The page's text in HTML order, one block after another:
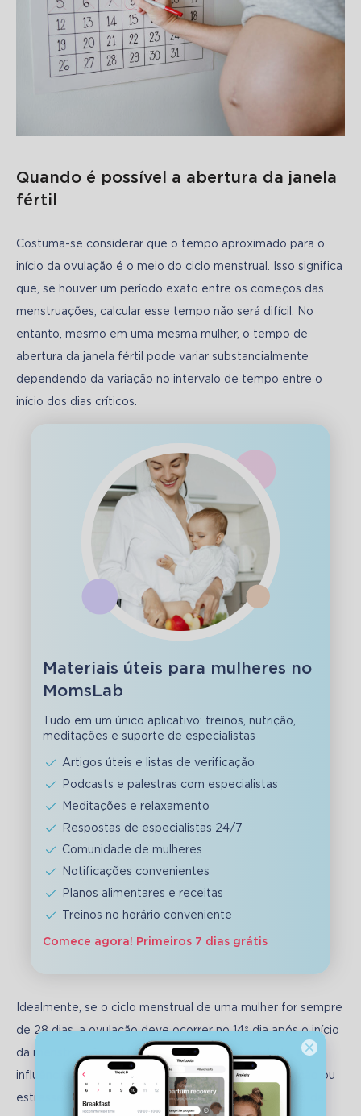
Quando é possível a abertura da janela
fértil
Costuma-se considerar que o tempo aproximado para o
início da ovulação é o meio do ciclo menstrual. Isso significa
que, se houver um período exato entre os começos das
menstruações, calcular esse tempo não será difícil. No
entanto, mesmo em uma mesma mulher, o tempo de
abertura da janela fértil pode variar substancialmente
dependendo da variação no intervalo de tempo entre o
início dos dias críticos.
Materiais úteis para mulheres no
MomsLab
Tudo em um único aplicativo: treinos, nutrição,
meditações e suporte de especialistas
Artigos úteis e listas de verificação
Podcasts e palestras com especialistas
Meditações e relaxamento
Respostas de especialistas 24/7
Comunidade de mulheres
Notificações convenientes
Planos alimentares e receitas
Treinos no horário conveniente
Comece agora! Primeiros 7 dias grátis
Idealmente, se o ciclo menstrual de uma mulher for sempre
de 28 dias, a ovulação deve ocorrer no 14º dia após o início
da menstruação anterior. No entanto, na realidade, a
influência de qualquer fator externo, como desnutrição ou
estresse, pode afetar significativamente o momento da